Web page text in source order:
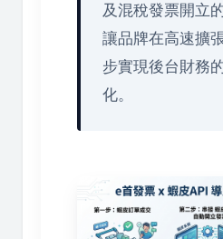
及混稅發票開立
讓品牌在高速擴
步實現後台財務
化。